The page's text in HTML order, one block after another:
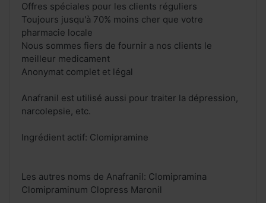
Offres spéciales pour les clients réguliers
Toujours jusqu'à 70% moins cher que votre
pharmacie locale
Nous sommes fiers de fournir a nos clients le
meilleur medicament
Anonymat complet et légal
Anafranil est utilisé aussi pour traiter la dépression,
narcolepsie, etc.
Ingrédient actif: Clomipramine
Les autres noms de Anafranil: Clomipramina
Clomipraminum Clopress Maronil